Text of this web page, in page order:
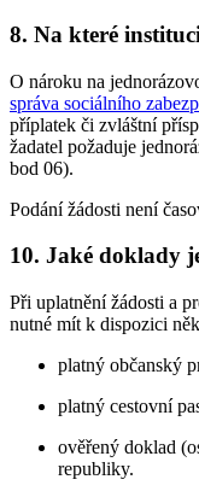
8. Na které
O nároku na
správa sociálního
příplatek či zvláštní
žadatel požaduje
bod 06).
Podání žádosti není
10. Jaké doklady
Při uplatnění žádosti a
nutné mít k dispozici
platný občanský
platný cestovní
ověřený doklad
republiky.